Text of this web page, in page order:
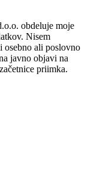
obdeluje moje
Nisem
osebno ali poslovno
javno objavi na
priimka.